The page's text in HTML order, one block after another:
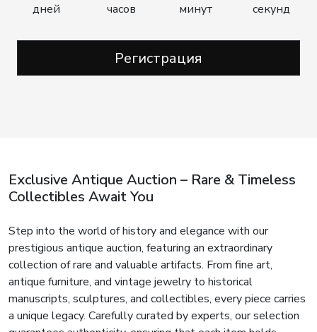
дней часов минут секунд
Регистрация
Exclusive Antique Auction – Rare & Timeless
Collectibles Await You
Step into the world of history and elegance with our
prestigious antique auction, featuring an extraordinary
collection of rare and valuable artifacts. From fine art,
antique furniture, and vintage jewelry to historical
manuscripts, sculptures, and collectibles, every piece carries
a unique legacy. Carefully curated by experts, our selection